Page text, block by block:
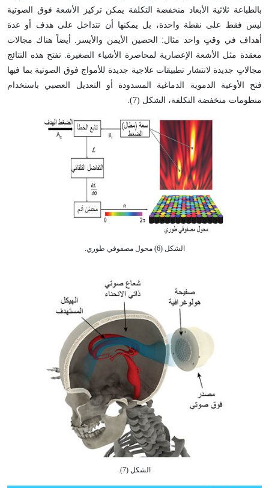
بالطباعة ثلاثية الأبعاد منخفضة التكلفة يمكن تركيز الأشعة فوق الصوتية
ليس فقط على نقطة واحدة، بل يمكنها أن تتداخل على هدف أو عدة
أهداف في وقتٍ واحد مثال: الحصين الأيمن والأيسر. أيضاً هناك مجالات
معقدة مثل الأشعة الإعصارية لمحاصرة الأشياء الصغيرة. تفتح هذه النتائج
مجالاتٍ جديدة لانتشار تطبيقات علاجية جديدة للأمواج فوق الصوتية بما فيها
فتح الأوعية الدموية الدماغية المسدودة أو التعديل العصبي باستخدام
منظومات منخفضة التكلفة، الشكل (7).
الشكل (6) محول مصفوفي طوري.
الشكل (7).